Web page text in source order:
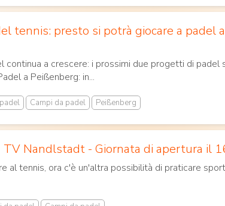
tennis: presto si potrà giocare a padel
a crescere: i prossimi due progetti di padel
a Peißenberg: in...
Campi da padel Peißenberg
TV Nandlstadt - Giornata di apertura il
al tennis, ora c'è un'altra possibilità di praticare